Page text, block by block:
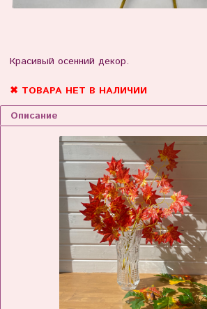
Красивый осенний декор.
✖ ТОВАРА НЕТ В НАЛИЧИИ
Описание